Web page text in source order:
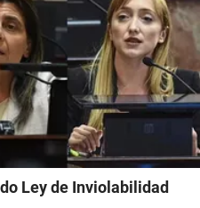
Ley de Inviolabilidad